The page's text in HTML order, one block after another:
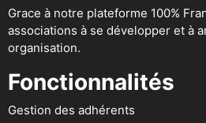
Grace à notre plateforme 100%
associations à se développer et à
organisation.
Fonctionnalités
Gestion des adhérents